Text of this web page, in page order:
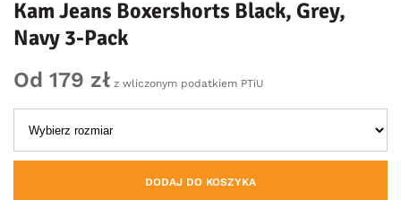
Kam Jeans Boxershorts Black, Grey,
Navy 3-Pack
Od 179 zł z wliczonym podatkiem PTiU
DODAJ DO KOSZYKA